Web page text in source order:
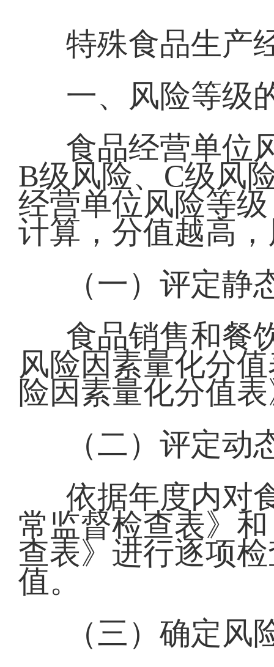
特殊食品生产
一、风险等级
食品经营单位
B级风险、C级风
经营单位风险等
计算，分值越高
（一）评定静
食品销售和餐
风险因素量化分
险因素量化分值
（二）评定动
依据年度内对
常监督检查表》
查表》进行逐项
值。
（三）确定风